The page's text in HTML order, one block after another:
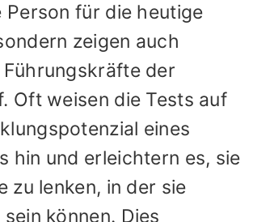
Person für die heutige
zeigen auch
der
Oft weisen die Tests auf
eines
hin und erleichtern es, sie
zu lenken, in der sie
können. Dies